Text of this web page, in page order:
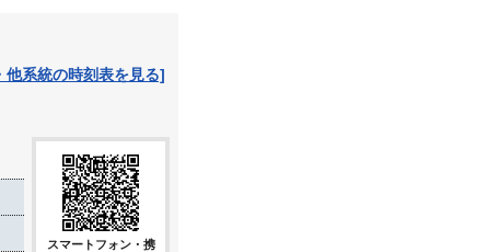
他系統の時刻表を見る]
スマートフォン・携